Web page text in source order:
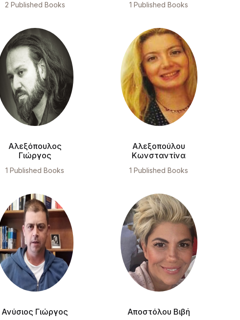
2 Published Books 1 Published Books
Αλεξόπουλος
Γιώργος
1 Published Books
Αλεξοπούλου
Κωνσταντίνα
1 Published Books
Ανύσιος Γιώργος Αποστόλου Βιβή